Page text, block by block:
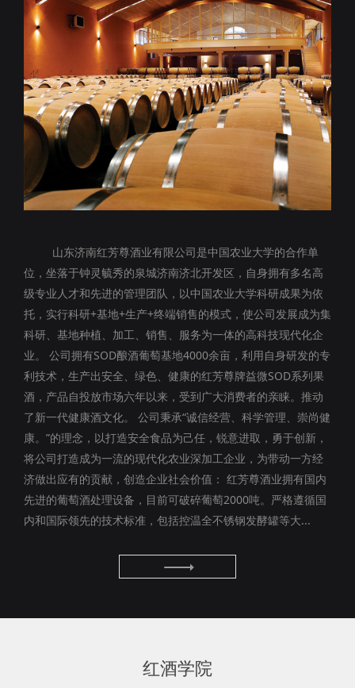
山东济南红芳尊酒业有限公司是中国农业大学的合作单
位，坐落于钟灵毓秀的泉城济南济北开发区，自身拥有多名高
级专业人才和先进的管理团队，以中国农业大学科研成果为依
托，实行科研+基地+生产+终端销售的模式，使公司发展成为集
科研、基地种植、加工、销售、服务为一体的高科技现代化企
业。 公司拥有SOD酿酒葡萄基地4000余亩，利用自身研发的专
利技术，生产出安全、绿色、健康的红芳尊牌益微SOD系列果
酒，产品自投放市场六年以来，受到广大消费者的亲睐。推动
了新一代健康酒文化。 公司秉承“诚信经营、科学管理、崇尚健
康。”的理念，以打造安全食品为己任，锐意进取，勇于创新，
将公司打造成为一流的现代化农业深加工企业，为带动一方经
济做出应有的贡献，创造企业社会价值： 红芳尊酒业拥有国内
先进的葡萄酒处理设备，目前可破碎葡萄2000吨。严格遵循国
内和国际领先的技术标准，包括控温全不锈钢发酵罐等大...
红酒学院